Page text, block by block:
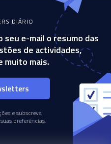
DIÁRIO
e-mail o resumo das
de actividades,
muito mais.
e subscreva
preferências.